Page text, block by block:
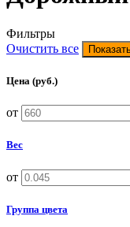
Фильтры
Очистить все
Цена (руб.)
от
Вес
от
Группа цвета